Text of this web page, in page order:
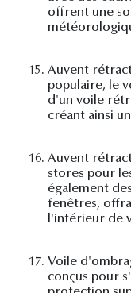
offrent une
15. Auvent
populaire, le
d'un voile
créant ainsi
16. Auvent
stores pour
également
fenêtres,
l'intérieur de
17. Voile
conçus pour